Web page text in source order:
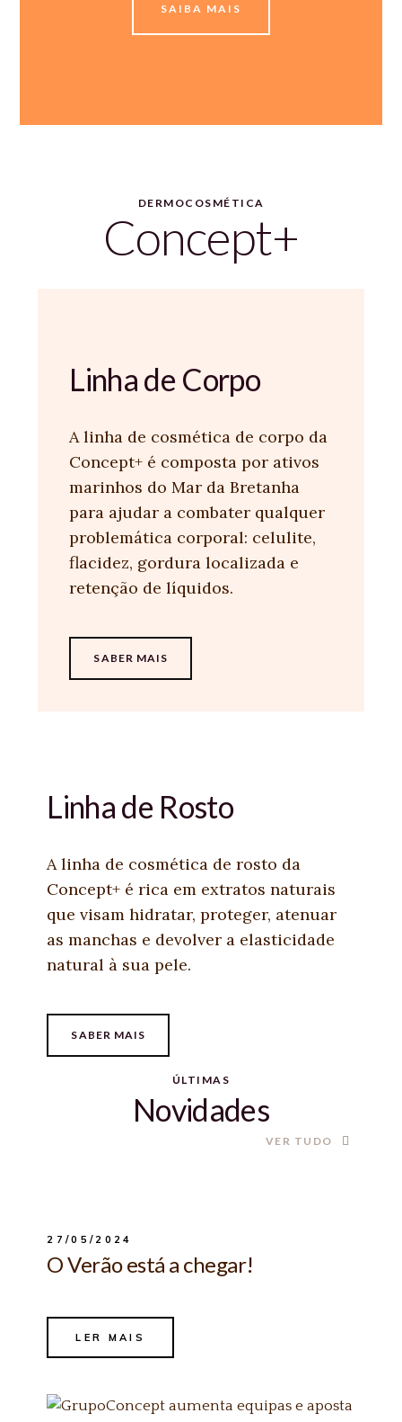
SAIBA MAIS
DERMOCOSMÉTICA
Concept+
Linha de Corpo
A linha de cosmética de corpo da
Concept+ é composta por ativos
marinhos do Mar da Bretanha
para ajudar a combater qualquer
problemática corporal: celulite,
flacidez, gordura localizada e
retenção de líquidos.
SABER MAIS
Linha de Rosto
A linha de cosmética de rosto da
Concept+ é rica em extratos naturais
que visam hidratar, proteger, atenuar
as manchas e devolver a elasticidade
natural à sua pele.
SABER MAIS
VER TUDO
ÚLTIMAS
Novidades
27/05/2024
O Verão está a chegar!
LER MAIS